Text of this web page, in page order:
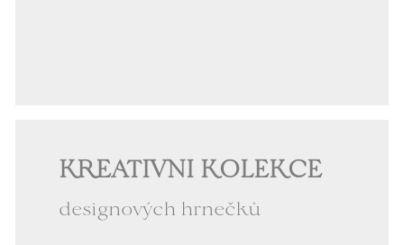
KREATIVNÍ KOLEKCE
designových hrnečků